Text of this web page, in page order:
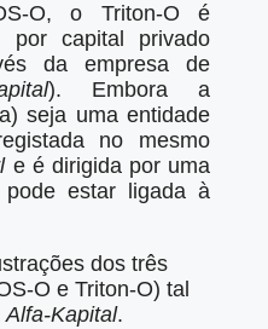
O, o Triton-O é
por capital privado
da empresa de
). Embora a
seja uma entidade
no mesmo
e é dirigida por uma
estar ligada à
dos três
O e Triton-O) tal
Alfa-Kapital.